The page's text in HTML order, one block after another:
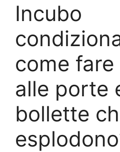
Incubo
come
alle porte
bollette